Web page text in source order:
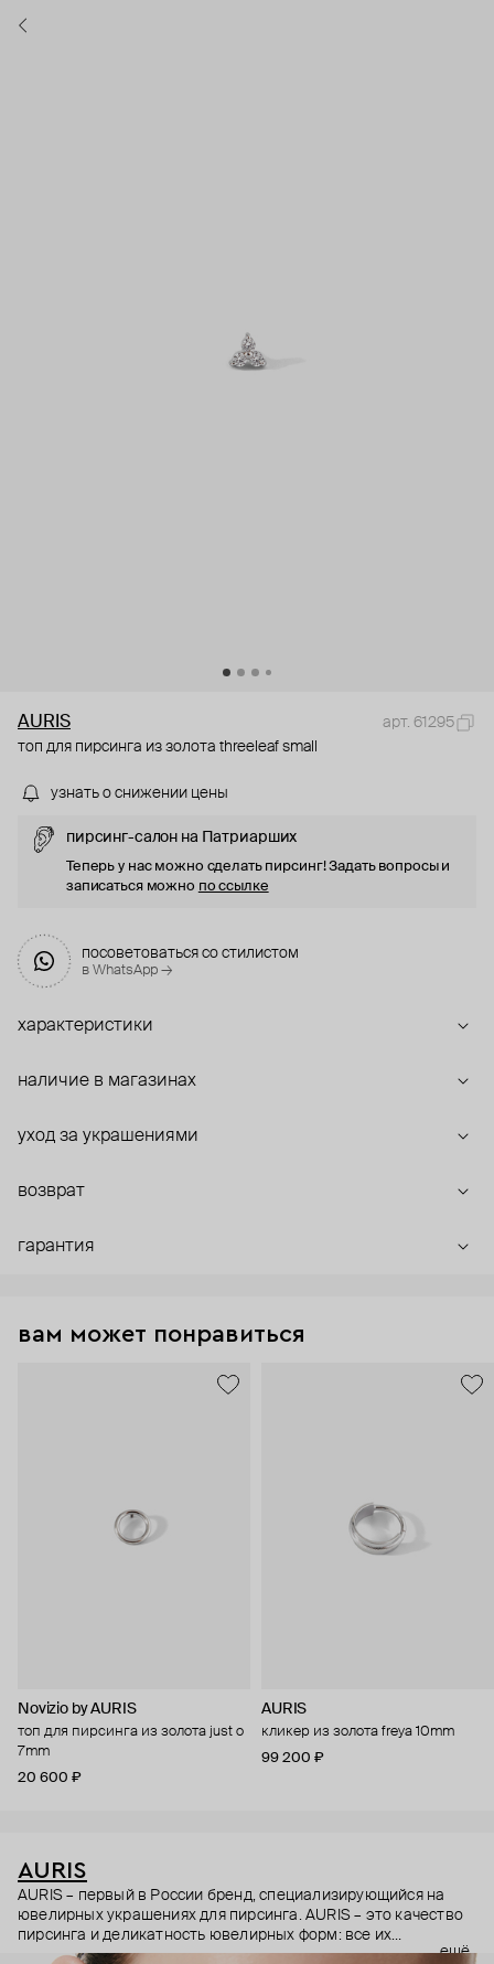
AURIS
арт. 61295
топ для пирсинга из золота threeleaf small
узнать о снижении цены
пирсинг-салон на Патриарших
Теперь у нас можно сделать пирсинг! Задать вопросы и
записаться можно по ссылке
посоветоваться со стилистом
в WhatsApp →
характеристики
наличие в магазинах
уход за украшениями
возврат
гарантия
вам может понравиться
Novizio by AURIS
топ для пирсинга из золота just o
7mm
20 600 ₽
AURIS
кликер из золота freya 10mm
99 200 ₽
AURIS
AURIS – первый в России бренд, специализирующийся на
ювелирных украшениях для пирсинга. AURIS – это качество
пирсинга и деликатность ювелирных форм: все их
украшения ручной работы. В процессе создания участвуют
ещё